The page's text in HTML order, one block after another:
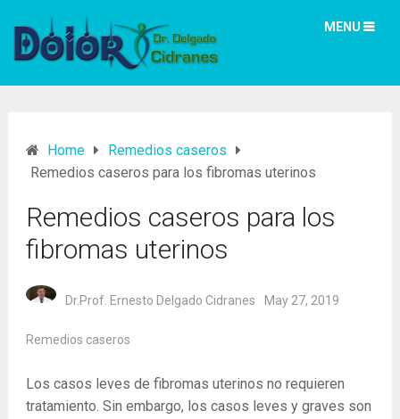
MENU
Home
Remedios caseros
Remedios caseros para los fibromas uterinos
Remedios caseros para los
fibromas uterinos
Dr.Prof. Ernesto Delgado Cidranes May 27, 2019
Remedios caseros
Los casos leves de fibromas uterinos no requieren
tratamiento. Sin embargo, los casos leves y graves son